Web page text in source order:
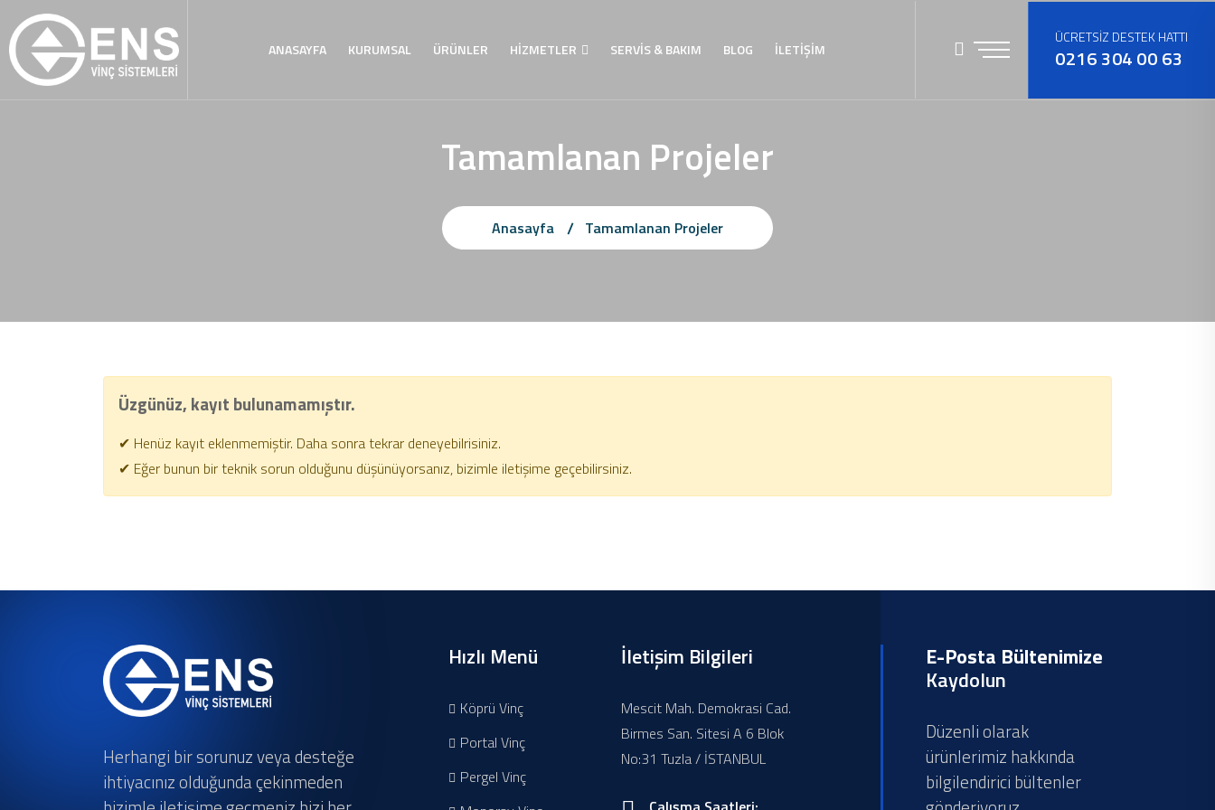
ANASAYFA KURUMSAL ÜRÜNLER HİZMETLER SERVİS & BAKIM BLOG İLETİŞİM
ÜCRETSİZ DESTEK HATTI
0216 304 00 63
Tamamlanan Projeler
Anasayfa Tamamlanan Projeler
Üzgünüz, kayıt bulunamamıştır.
✔ Henüz kayıt eklenmemiştir. Daha sonra tekrar deneyebilrisiniz.
✔ Eğer bunun bir teknik sorun olduğunu düşünüyorsanız, bizimle iletişime geçebilirsiniz.
Herhangi bir sorunuz veya desteğe
ihtiyacınız olduğunda çekinmeden
Hızlı Menü
Köprü Vinç
Portal Vinç
Pergel Vinç
İletişim Bilgileri
Mescit Mah. Demokrasi Cad.
Birmes San. Sitesi A 6 Blok
No:31 Tuzla / İSTANBUL
E-Posta Bültenimize
Kaydolun
Düzenli olarak
ürünlerimiz hakkında
bilgilendirici bültenler